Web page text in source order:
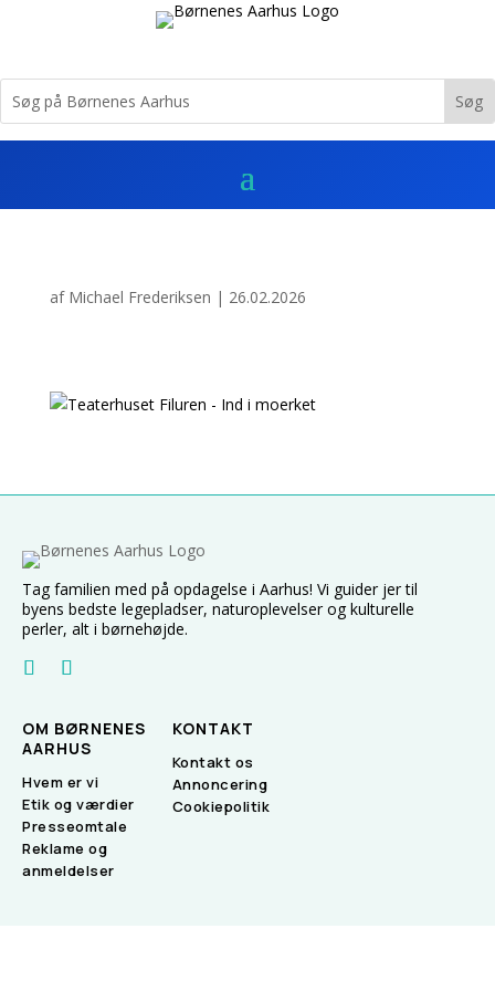
af Michael Frederiksen | 26.02.2026
Tag familien med på opdagelse i Aarhus! Vi guider jer til
byens bedste legepladser, naturoplevelser og kulturelle
perler, alt i børnehøjde.
OM BØRNENES
AARHUS
Hvem er vi
Etik og værdier
Presseomtale
Reklame og
anmeldelser
KONTAKT
Kontakt os
Annoncering
Cookiepolitik